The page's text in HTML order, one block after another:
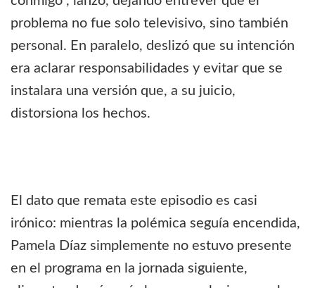
problema no fue solo televisivo, sino también
personal. En paralelo, deslizó que su intención
era aclarar responsabilidades y evitar que se
instalara una versión que, a su juicio,
distorsiona los hechos.
El dato que remata este episodio es casi
irónico: mientras la polémica seguía encendida,
Pamela Díaz simplemente no estuvo presente
en el programa en la jornada siguiente,